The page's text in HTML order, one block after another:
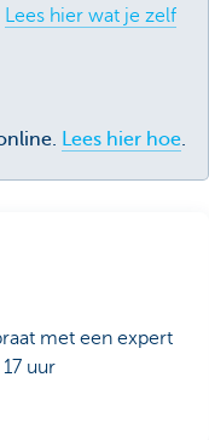
Lees hier wat je zelf
Lees hier hoe.
met een expert
uur